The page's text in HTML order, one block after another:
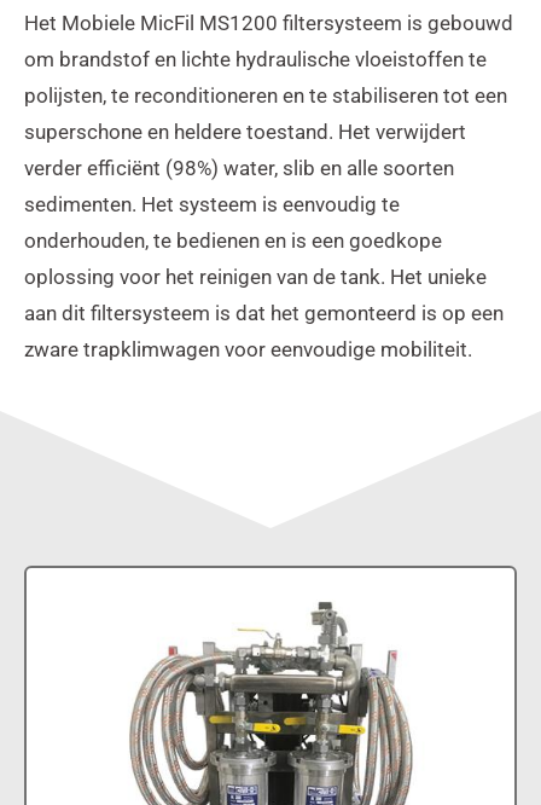
Het Mobiele MicFil MS1200 filtersysteem is gebouwd
om brandstof en lichte hydraulische vloeistoffen te
polijsten, te reconditioneren en te stabiliseren tot een
superschone en heldere toestand. Het verwijdert
verder efficiënt (98%) water, slib en alle soorten
sedimenten. Het systeem is eenvoudig te
onderhouden, te bedienen en is een goedkope
oplossing voor het reinigen van de tank. Het unieke
aan dit filtersysteem is dat het gemonteerd is op een
zware trapklimwagen voor eenvoudige mobiliteit.